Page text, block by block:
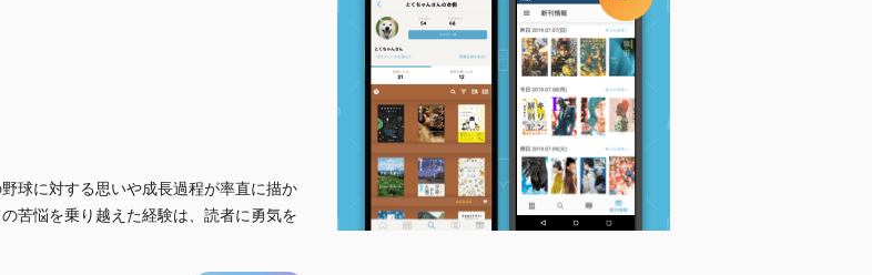
球に対する思いや成長過程が率直に描か
苦悩を乗り越えた経験は、読者に勇気を